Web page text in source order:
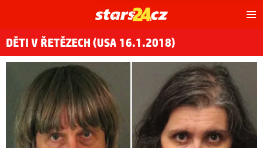
DĚTI V ŘETĚZECH (USA 16.1.2018)